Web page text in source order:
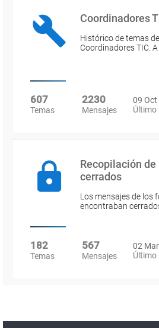
Coordinadores
Histórico de temas
Coordinadores TIC. A
607
Temas
2230
Mensajes
09 Oct
Último
Recopilación
cerrados
Los mensajes de los
encontraban
182
Temas
567
Mensajes
02
Último